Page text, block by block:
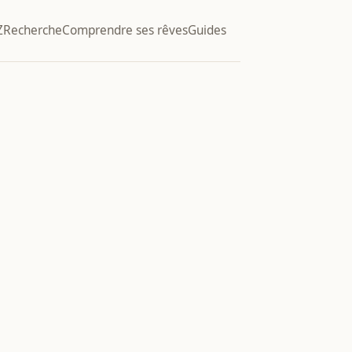
RechercheComprendre ses rêvesGuides